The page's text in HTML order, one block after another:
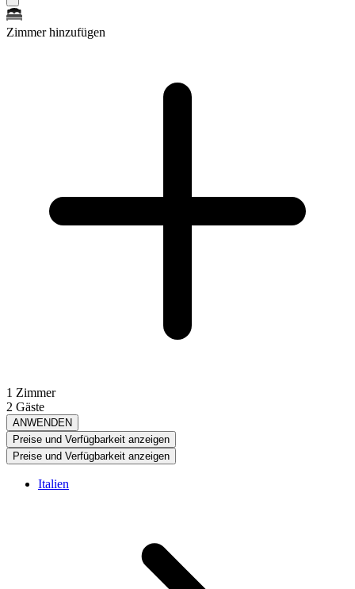
Zimmer hinzufügen
1 Zimmer
2 Gäste
ANWENDEN
Preise und Verfügbarkeit anzeigen
Preise und Verfügbarkeit anzeigen
Italien